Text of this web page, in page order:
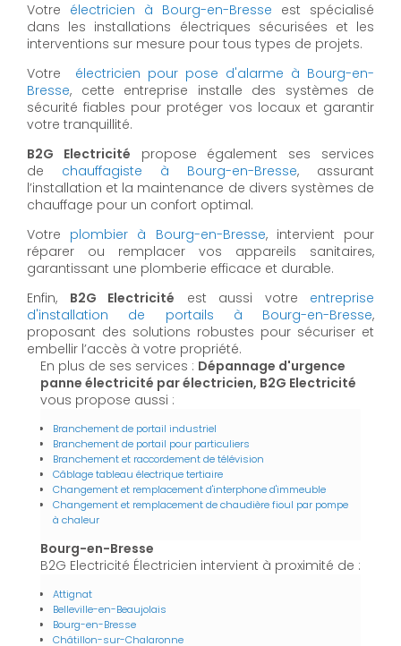
Votre électricien à Bourg-en-Bresse est spécialisé
dans les installations électriques sécurisées et les
interventions sur mesure pour tous types de projets.
Votre électricien pour pose d'alarme à Bourg-en-
Bresse, cette entreprise installe des systèmes de
sécurité fiables pour protéger vos locaux et garantir
votre tranquillité.
B2G Electricité propose également ses services
de chauffagiste à Bourg-en-Bresse, assurant
l’installation et la maintenance de divers systèmes de
chauffage pour un confort optimal.
Votre plombier à Bourg-en-Bresse, intervient pour
réparer ou remplacer vos appareils sanitaires,
garantissant une plomberie efficace et durable.
Enfin, B2G Electricité est aussi votre entreprise
d'installation de portails à Bourg-en-Bresse,
proposant des solutions robustes pour sécuriser et
embellir l’accès à votre propriété.
En plus de ses services : Dépannage d'urgence
panne électricité par électricien, B2G Electricité
vous propose aussi :
Branchement de portail industriel
Branchement de portail pour particuliers
Branchement et raccordement de télévision
Câblage tableau électrique tertiaire
Changement et remplacement d'interphone d'immeuble
Changement et remplacement de chaudière fioul par pompe
à chaleur
Bourg-en-Bresse
B2G Electricité Électricien intervient à proximité de :
Attignat
Belleville-en-Beaujolais
Bourg-en-Bresse
Châtillon-sur-Chalaronne